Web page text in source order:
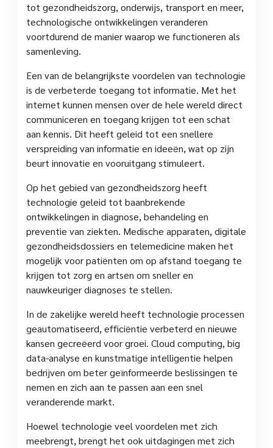
tot gezondheidszorg, onderwijs, transport en meer,
technologische ontwikkelingen veranderen
voortdurend de manier waarop we functioneren als
samenleving.
Een van de belangrijkste voordelen van technologie
is de verbeterde toegang tot informatie. Met het
internet kunnen mensen over de hele wereld direct
communiceren en toegang krijgen tot een schat
aan kennis. Dit heeft geleid tot een snellere
verspreiding van informatie en ideeën, wat op zijn
beurt innovatie en vooruitgang stimuleert.
Op het gebied van gezondheidszorg heeft
technologie geleid tot baanbrekende
ontwikkelingen in diagnose, behandeling en
preventie van ziekten. Medische apparaten, digitale
gezondheidsdossiers en telemedicine maken het
mogelijk voor patiënten om op afstand toegang te
krijgen tot zorg en artsen om sneller en
nauwkeuriger diagnoses te stellen.
In de zakelijke wereld heeft technologie processen
geautomatiseerd, efficiëntie verbeterd en nieuwe
kansen gecreëerd voor groei. Cloud computing, big
data-analyse en kunstmatige intelligentie helpen
bedrijven om beter geïnformeerde beslissingen te
nemen en zich aan te passen aan een snel
veranderende markt.
Hoewel technologie veel voordelen met zich
meebrengt, brengt het ook uitdagingen met zich